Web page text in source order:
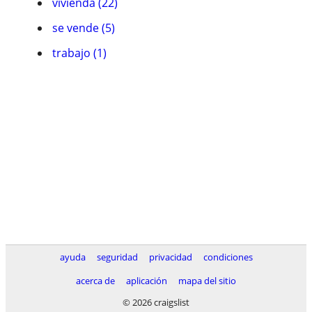
se vende (5)
trabajo (1)
ayuda seguridad privacidad
condiciones
acerca de
aplicación
mapa del sitio
© 2026 craigslist